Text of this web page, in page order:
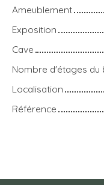
Ameublement
Exposition
Cave
Nombre d'étages du
Localisation
Référence